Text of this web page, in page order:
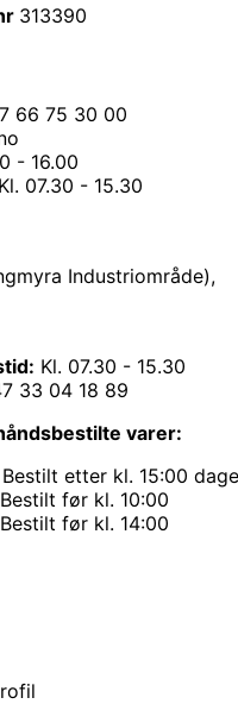
313390
66 75 30 00
- 16.00
Kl. 07.30 - 15.30
Industriområde),
Kl. 07.30 - 15.30
33 04 18 89
varer:
etter kl. 15:00
før kl. 10:00
før kl. 14:00